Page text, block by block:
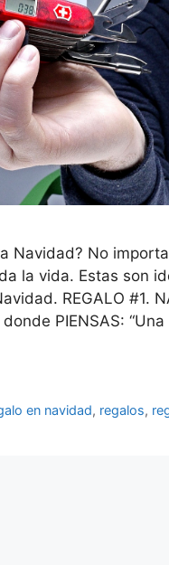
Navidad? No
la vida. Estas son
REGALO #1.
PIENSAS:
en navidad, regalos,